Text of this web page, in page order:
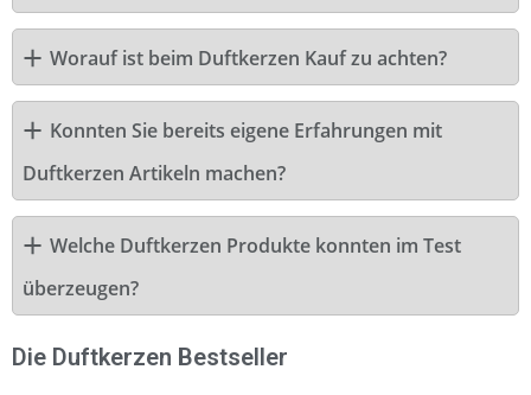
Worauf ist beim Duftkerzen Kauf zu achten?
Konnten Sie bereits eigene Erfahrungen mit
Duftkerzen Artikeln machen?
Welche Duftkerzen Produkte konnten im Test
überzeugen?
Die Duftkerzen Bestseller